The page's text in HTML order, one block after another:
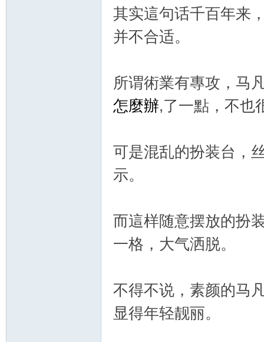
其实這句话千百年来
并不合适。
所谓術業有專攻，马
怎麼辦,了一點，不也
可是混乱的扮装台，
示。
而這样随意摆放的扮
一格，大气洒脱。
不得不说，素颜的马
显得年轻靓丽。